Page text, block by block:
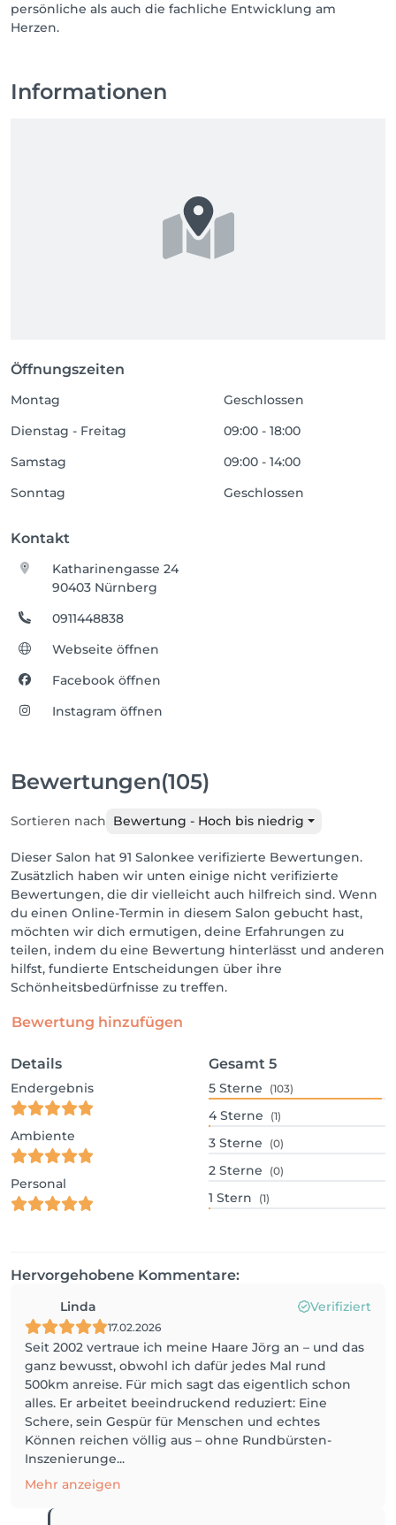
persönliche als auch die fachliche Entwicklung am
Herzen.
Informationen
Öffnungszeiten
Montag
Geschlossen
Dienstag - Freitag
09:00 - 18:00
Samstag
09:00 - 14:00
Sonntag
Geschlossen
Kontakt
Katharinengasse 24
90403 Nürnberg
0911448838
Webseite öffnen
Facebook öffnen
Instagram öffnen
Bewertungen(105)
Sortieren nach Bewertung - Hoch bis niedrig
Dieser Salon hat 91 Salonkee verifizierte Bewertungen.
Zusätzlich haben wir unten einige nicht verifizierte
Bewertungen, die dir vielleicht auch hilfreich sind. Wenn
du einen Online-Termin in diesem Salon gebucht hast,
möchten wir dich ermutigen, deine Erfahrungen zu
teilen, indem du eine Bewertung hinterlässt und anderen
hilfst, fundierte Entscheidungen über ihre
Schönheitsbedürfnisse zu treffen.
Bewertung hinzufügen
Details
Endergebnis
Ambiente
Personal
Gesamt 5
5 Sterne (103)
4 Sterne (1)
3 Sterne (0)
2 Sterne (0)
1 Stern (1)
Hervorgehobene Kommentare:
Linda Verifiziert
17.02.2026
Seit 2002 vertraue ich meine Haare Jörg an – und das
ganz bewusst, obwohl ich dafür jedes Mal rund
500km anreise. Für mich sagt das eigentlich schon
alles. Er arbeitet beeindruckend reduziert: Eine
Schere, sein Gespür für Menschen und echtes
Können reichen völlig aus – ohne Rundbürsten-
Inszenierunge...
Mehr anzeigen